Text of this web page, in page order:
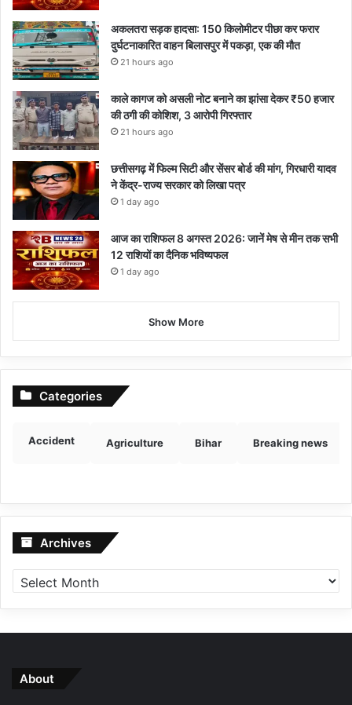
अकलतरा सड़क हादसा: 150 किलोमीटर पीछा कर फरार
दुर्घटनाकारित वाहन बिलासपुर में पकड़ा, एक की मौत
21 hours ago
काले कागज को असली नोट बनाने का झांसा देकर ₹50 हजार
की ठगी की कोशिश, 3 आरोपी गिरफ्तार
21 hours ago
छत्तीसगढ़ में फिल्म सिटी और सेंसर बोर्ड की मांग, गिरधारी यादव
ने केंद्र-राज्य सरकार को लिखा पत्र
1 day ago
आज का राशिफल 8 अगस्त 2026: जानें मेष से मीन तक सभी
12 राशियों का दैनिक भविष्यफल
1 day ago
Show More
Categories
Accident Agriculture Bihar Breaking news
Archives Archives
About